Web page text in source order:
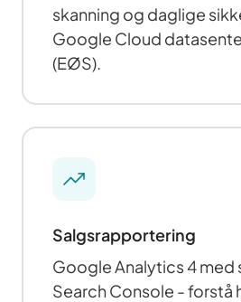
skanning og daglige
Google Cloud
(EØS).
Salgsrapportering
Google Analytics 4 med
Search Console - forstå